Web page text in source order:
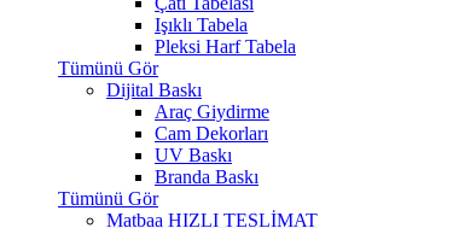
Işıklı Tabela
Pleksi Harf Tabela
Tümünü Gör
Dijital Baskı
Araç Giydirme
Cam Dekorları
UV Baskı
Branda Baskı
Tümünü Gör
Matbaa HIZLI TESLİMAT